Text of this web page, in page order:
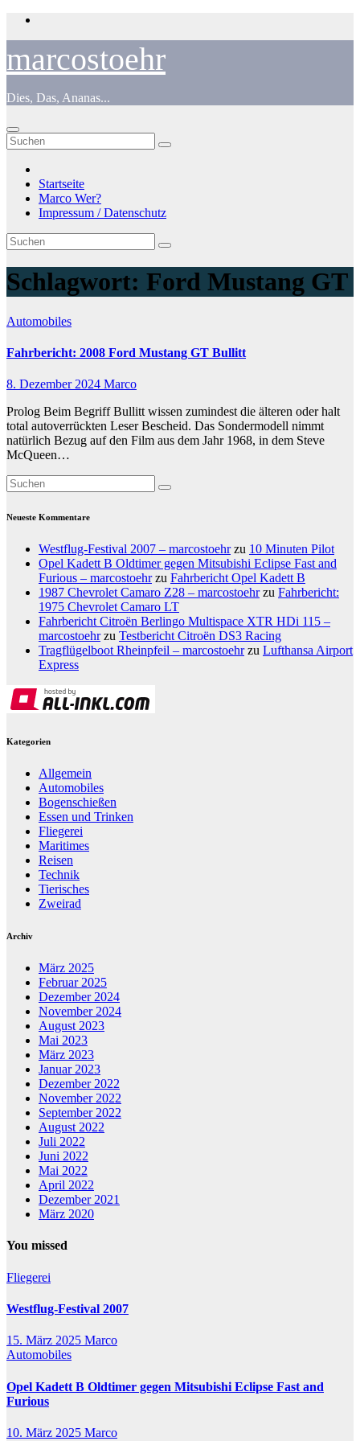
Zum
marcostoehr
Dies, Das, Ananas...
Startseite
Marco Wer?
Impressum / Datenschutz
Schlagwort: Ford Mustang GT
Automobiles
Fahrbericht: 2008 Ford Mustang GT Bullitt
8. Dezember 2024 Marco
Prolog Beim Begriff Bullitt wissen zumindest die älteren oder halt
total autoverrückten Leser Bescheid. Das Sondermodell nimmt
natürlich Bezug auf den Film aus dem Jahr 1968, in dem Steve
McQueen…
Neueste Kommentare
Westflug-Festival 2007 – marcostoehrzu 10 Minuten Pilot
Opel Kadett B Oldtimer gegen Mitsubishi Eclipse Fast and
Furious – marcostoehrzu Fahrbericht Opel Kadett B
1987 Chevrolet Camaro Z28 – marcostoehrzu Fahrbericht:
1975 Chevrolet Camaro LT
Fahrbericht Citroën Berlingo Multispace XTR HDi 115 –
marcostoehrzu Testbericht Citroën DS3 Racing
Tragflügelboot Rheinpfeil – marcostoehrzu Lufthansa Airport
Express
Kategorien
Allgemein
Automobiles
Bogenschießen
Essen und Trinken
Fliegerei
Maritimes
Reisen
Technik
Tierisches
Zweirad
Archiv
März 2025
Februar 2025
Dezember 2024
November 2024
August 2023
Mai 2023
März 2023
Januar 2023
Dezember 2022
November 2022
September 2022
August 2022
Juli 2022
Juni 2022
Mai 2022
April 2022
Dezember 2021
März 2020
You missed
Fliegerei
Westflug-Festival 2007
15. März 2025 Marco
Automobiles
Opel Kadett B Oldtimer gegen Mitsubishi Eclipse Fast and
Furious
10. März 2025 Marco